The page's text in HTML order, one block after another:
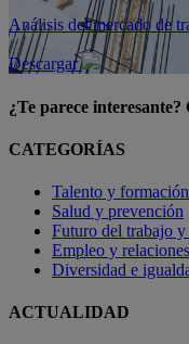
Análisis del mercado de
Descargar
¿Te parece
CATEGORÍAS
Talento y formación
Salud y prevención
Futuro del trabajo
Empleo y
Diversidad e
ACTUALIDAD